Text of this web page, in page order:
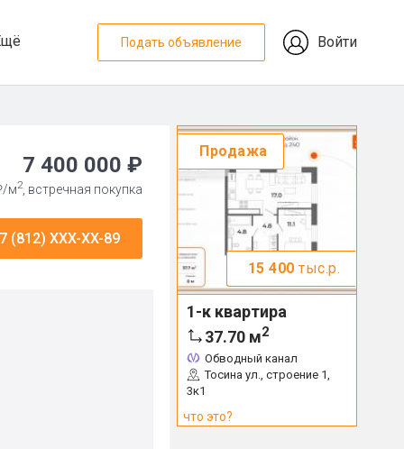
Подать объявление Войти
7 400 000 ₽
м2, встречная покупка
(812) XXX-XX-89
Продажа
15 400 тыс.р.
1-к квартира
37.70 м2
Обводный канал
Тосина ул., строение 1,
3к1
что это?